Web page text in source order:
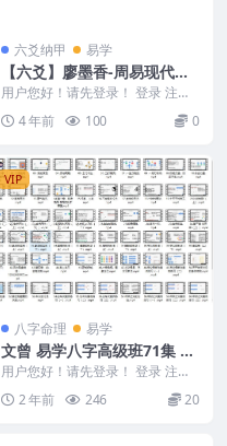
六爻纳甲 易学
【六爻】廖墨香-周易现代经
济预测技法讲座8集免费下载
用户您好！请先登录！ 登录 注册
【六爻】廖墨香-周易现代经济预
测技法讲座8集 ...
4 年前 100 0
VIP
八字命理 易学
文曾 易学八字高级班71集 G1
2
用户您好！请先登录！ 登录 注册
文曾 易学八字高级班71集 G 2402
107...2 年前 246 20